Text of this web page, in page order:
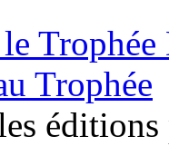
Trophée
éditions